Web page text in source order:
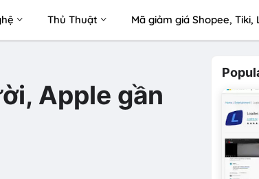
Thủ Thuật Mã giảm giá Shopee, Tiki,
Apple gần